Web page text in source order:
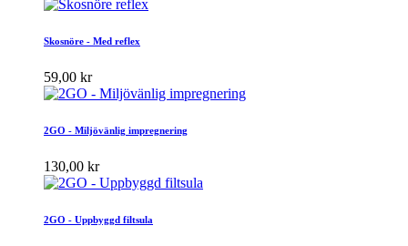
Skosnöre - Med reflex
59,00 kr
2GO - Miljövänlig impregnering
130,00 kr
2GO - Uppbyggd filtsula